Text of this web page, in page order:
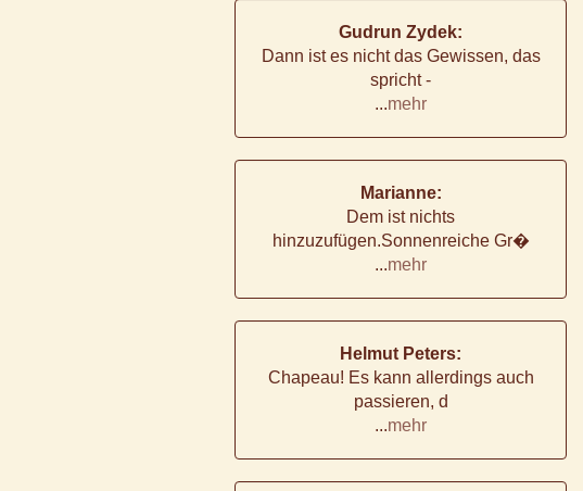
Gudrun Zydek:
Dann ist es nicht das Gewissen, das
spricht -
...mehr
Marianne:
Dem ist nichts
hinzuzufügen.Sonnenreiche Gr�
...mehr
Helmut Peters:
Chapeau! Es kann allerdings auch
passieren, d
...mehr